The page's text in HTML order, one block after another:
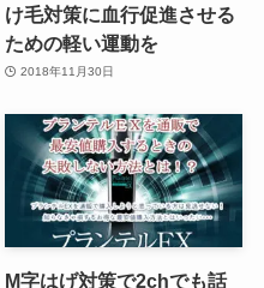
け毛対策に血行促進させる
ための軽い運動を
2018年11月30日
M字はげ対策で2chでも話